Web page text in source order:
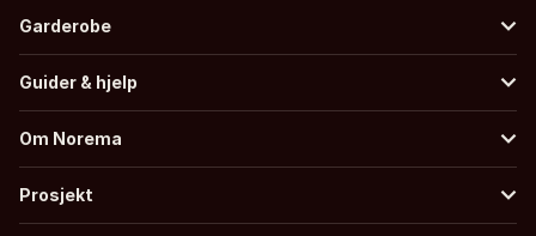
Garderobe
Guider & hjelp
Om Norema
Prosjekt